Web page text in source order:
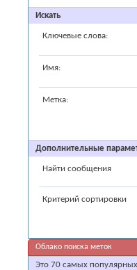
Искать
Ключевые слова:
Имя:
Метка:
Дополнительные
Найти сообщения
Критерий сортировки
Облако поиска меток
Это 70 самых